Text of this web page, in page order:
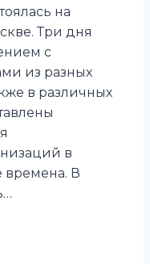
на
Три дня
с
из разных
в различных
в
времена. В